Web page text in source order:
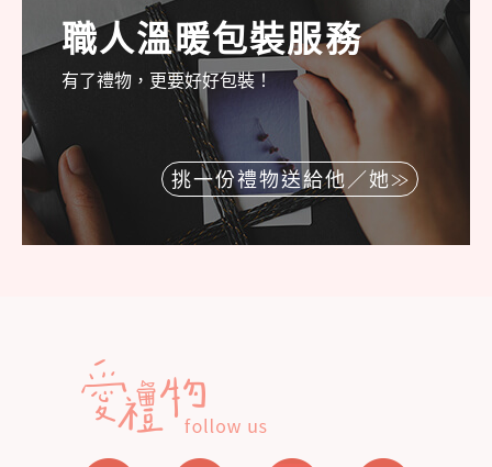
職人溫暖包裝服務
有了禮物，更要好好包裝！
挑一份禮物送給他／她